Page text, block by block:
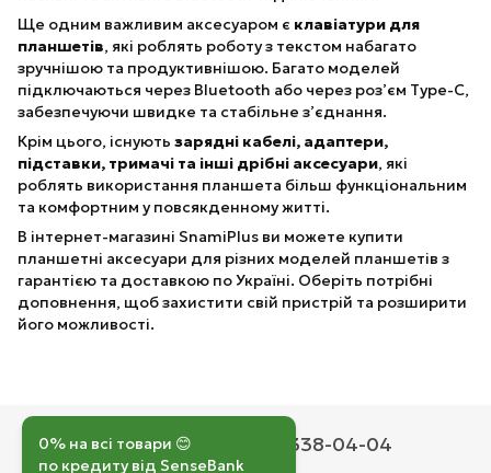
Ще одним важливим аксесуаром є клавіатури для
планшетів, які роблять роботу з текстом набагато
зручнішою та продуктивнішою. Багато моделей
підключаються через Bluetooth або через роз’єм Type-C,
забезпечуючи швидке та стабільне з’єднання.
Крім цього, існують зарядні кабелі, адаптери,
підставки, тримачі та інші дрібні аксесуари, які
роблять використання планшета більш функціональним
та комфортним у повсякденному житті.
В інтернет-магазині SnamiPlus ви можете купити
планшетні аксесуари для різних моделей планшетів з
гарантією та доставкою по Україні. Оберіть потрібні
доповнення, щоб захистити свій пристрій та розширити
його можливості.
050 193-42-43 067 338-04-04
0% на всі товари 😊
по кредиту від SenseBank